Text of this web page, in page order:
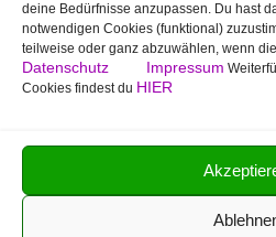
deine Bedürfnisse anzupassen. Du hast
notwendigen Cookies (funktional)
teilweise oder ganz abzuwählen, wenn
Datenschutz Impressum
Cookies findest du HIER
Swiss-skymodel
opens your eyes
St. Gallen Info
Dein Tor zur Ostschweiz
tmas.ch